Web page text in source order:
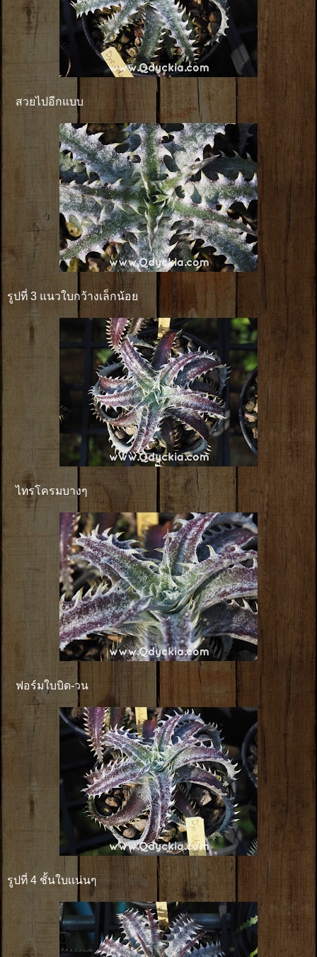
สวยไปอีกแบบ
รูปที่ 3 แนวใบกว้างเล็กน้อย
ไทรโครมบางๆ
ฟอร์มใบบิด-วน
รูปที่ 4 ชั้นใบเเน่นๆ